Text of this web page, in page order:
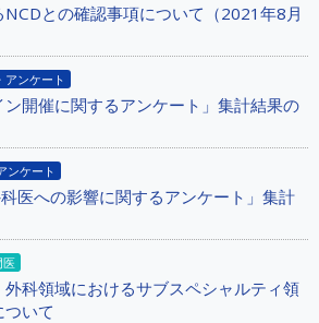
との確認事項について（2021年8月
アンケート
ン開催に関するアンケート」集計結果の
ンケート
医への影響に関するアンケート」集計
医
科領域におけるサブスペシャルティ領
いて